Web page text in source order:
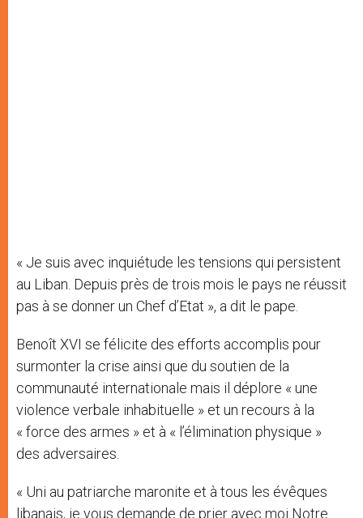
« Je suis avec inquiétude les tensions qui persistent
au Liban. Depuis près de trois mois le pays ne réussit
pas à se donner un Chef d’Etat », a dit le pape.
Benoît XVI se félicite des efforts accomplis pour
surmonter la crise ainsi que du soutien de la
communauté internationale mais il déplore « une
violence verbale inhabituelle » et un recours à la
« force des armes » et à « l’élimination physique »
des adversaires.
« Uni au patriarche maronite et à tous les évêques
libanais, je vous demande de prier avec moi Notre